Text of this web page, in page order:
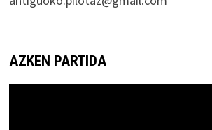
AZKEN PARTIDA